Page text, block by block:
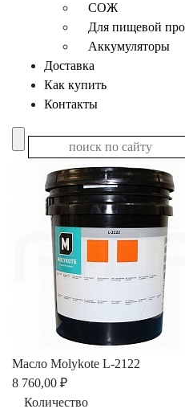
СОЖ
Для пищевой
Аккумуляторы
Доставка
Как купить
Контакты
Масло Molykote L-2122
8 760,00 ₽
Количество